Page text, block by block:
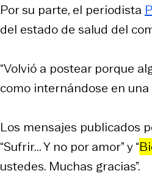
Por su parte, el periodista
del estado de salud del
“Volvió a postear porque
como internándose en una
Los mensajes publicados
“Sufrir... Y no por amor” y “
ustedes. Muchas gracias”.